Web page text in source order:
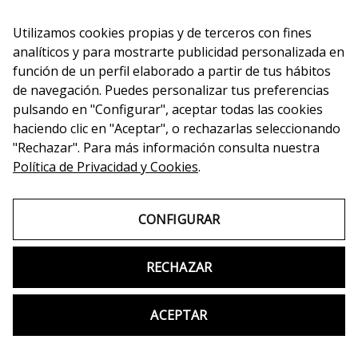
Copyright © 2026 Switch Idiomas
Mapa web Accesibilidad
Utilizamos cookies propias y de terceros con fines
analíticos y para mostrarte publicidad personalizada en
función de un perfil elaborado a partir de tus hábitos
de navegación. Puedes personalizar tus preferencias
pulsando en "Configurar", aceptar todas las cookies
haciendo clic en "Aceptar", o rechazarlas seleccionando
"Rechazar". Para más información consulta nuestra
Política de Privacidad y Cookies.
CONFIGURAR
RECHAZAR
ACEPTAR